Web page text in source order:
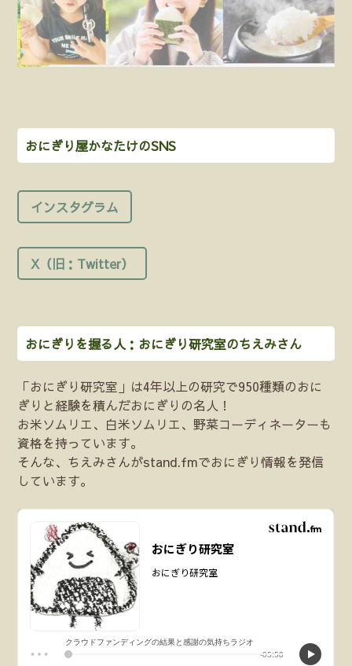
おにぎり屋かなたけのSNS
インスタグラム
X（旧：Twitter）
おにぎりを握る人：おにぎり研究室のちえみさん
「おにぎり研究室」は4年以上の研究で950種類のおに
ぎりと経験を積んだおにぎりの名人！
お米ソムリエ、白米ソムリエ、野菜コーディネーターも
資格を持っています。
そんな、ちえみさんがstand.fmでおにぎり情報を発信
しています。